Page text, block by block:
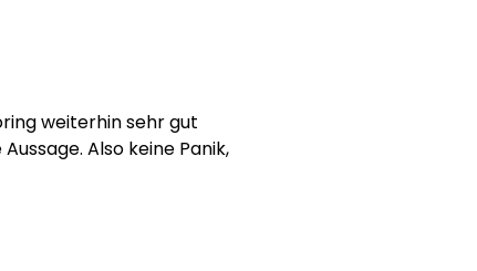
weiterhin sehr gut
Also keine Panik,